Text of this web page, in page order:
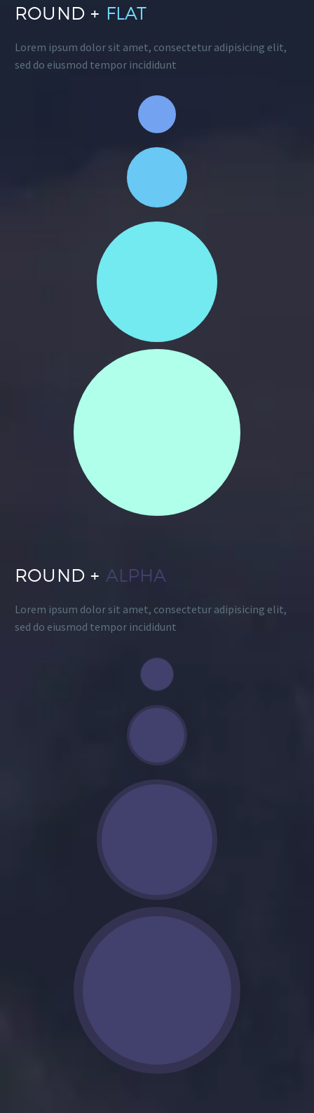
ROUND + FLAT
Lorem ipsum dolor sit amet, consectetur adipisicing elit,
sed do eiusmod tempor incididunt
ROUND + ALPHA
Lorem ipsum dolor sit amet, consectetur adipisicing elit,
sed do eiusmod tempor incididunt